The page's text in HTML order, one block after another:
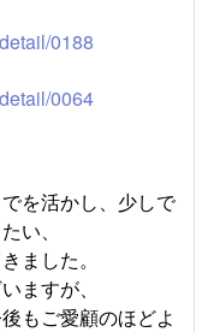
0188
0064
を活かし、少しで
い、
ました。
ますが、
もご愛顧のほどよ